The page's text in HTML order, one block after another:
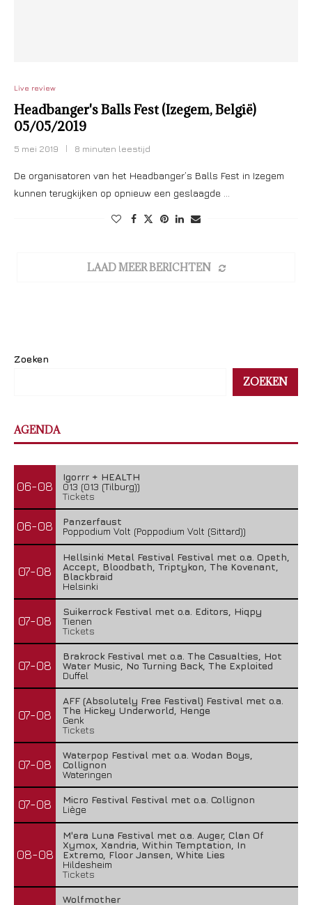
Live review
Headbanger's Balls Fest (Izegem, België)
05/05/2019
5 mei 2019 8 minuten leestijd
De organisatoren van het Headbanger’s Balls Fest in Izegem
kunnen terugkijken op opnieuw een geslaagde …
LAAD MEER BERICHTEN
Zoeken
ZOEKEN
AGENDA
06-08
Igorrr + HEALTH
013 (013 (Tilburg))
Tickets
06-08
Panzerfaust
Poppodium Volt (Poppodium Volt (Sittard))
07-08
Hellsinki Metal Festival Festival met o.a. Opeth,
Accept, Bloodbath, Triptykon, The Kovenant,
Blackbraid
Helsinki
07-08
Suikerrock Festival met o.a. Editors, Hiqpy
Tienen
Tickets
07-08
Brakrock Festival met o.a. The Casualties, Hot
Water Music, No Turning Back, The Exploited
Duffel
07-08
AFF (Absolutely Free Festival) Festival met o.a.
The Hickey Underworld, Henge
Genk
Tickets
07-08
Waterpop Festival met o.a. Wodan Boys,
Collignon
Wateringen
07-08
Micro Festival Festival met o.a. Collignon
Liège
08-08
M'era Luna Festival met o.a. Auger, Clan Of
Xymox, Xandria, Within Temptation, In
Extremo, Floor Jansen, White Lies
Hildesheim
Tickets
Wolfmother